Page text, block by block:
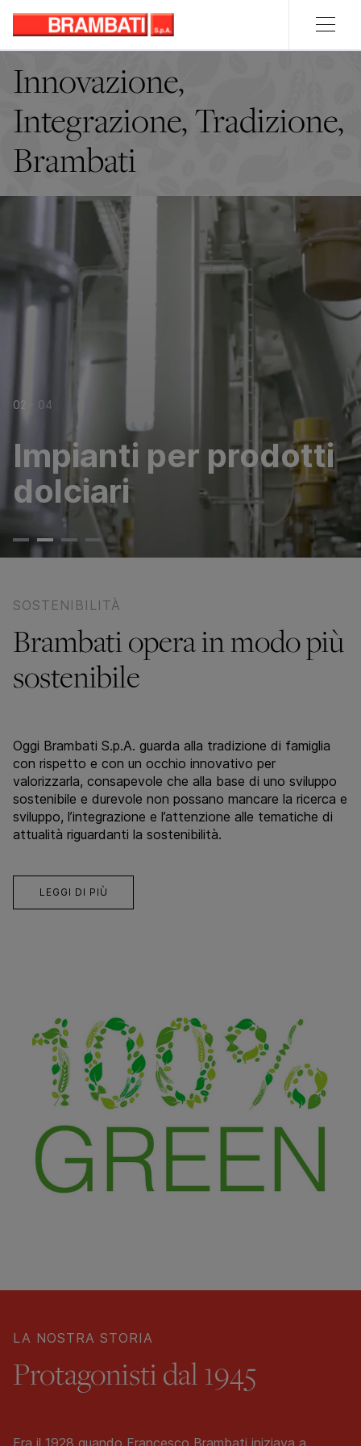
Innovazione,
Integrazione, Tradizione,
Brambati
02 04
Impianti per prodotti
dolciari
SOSTENIBILITÀ
Brambati opera in modo più
sostenibile
Oggi Brambati S.p.A. guarda alla tradizione di famiglia
con rispetto e con un occhio innovativo per
valorizzarla, consapevole che alla base di uno sviluppo
sostenibile e durevole non possano mancare la ricerca e
sviluppo, l’integrazione e l’attenzione alle tematiche di
attualità riguardanti la sostenibilità.
LEGGI DI PIÙ
LA NOSTRA STORIA
Protagonisti dal 1945
Era il 1928 quando Francesco Brambati iniziava a